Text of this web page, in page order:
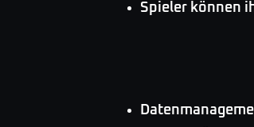
Spieler können